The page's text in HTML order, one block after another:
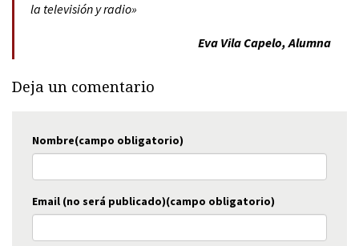
la televisión y radio»
Eva Vila Capelo, Alumna
Deja un comentario
Nombre(campo obligatorio)
Email (no será publicado)(campo obligatorio)